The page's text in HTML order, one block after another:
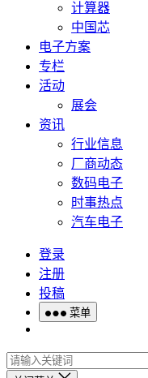
计算器
中国芯
电子方案
专栏
活动
展会
资讯
行业信息
厂商动态
数码电子
时事热点
汽车电子
登录
注册
投稿
菜单